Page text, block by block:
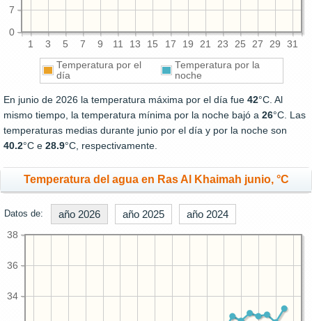
1 3 5 7 9 11 13 15 17 19 21 23 25 27 29 31
0
7
Temperatura por el
día
Temperatura por la
noche
En junio de 2026 la temperatura máxima por el día fue 42°C. Al
mismo tiempo, la temperatura mínima por la noche bajó a 26°C. Las
temperaturas medias durante junio por el día y por la noche son
40.2°C e 28.9°C, respectivamente.
Temperatura del agua en Ras Al Khaimah junio, °C
Datos de: año 2026 año 2025 año 2024
34
36
38